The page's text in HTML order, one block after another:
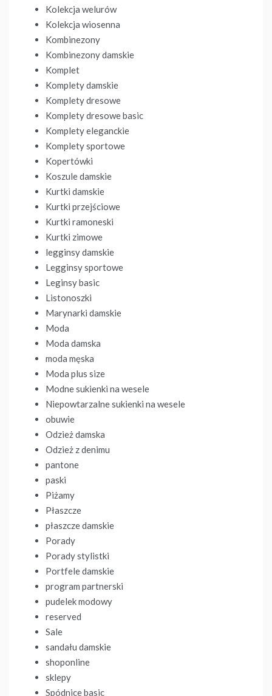
Kolekcja welurów
Kolekcja wiosenna
Kombinezony
Kombinezony damskie
Komplet
Komplety damskie
Komplety dresowe
Komplety dresowe basic
Komplety eleganckie
Komplety sportowe
Kopertówki
Koszule damskie
Kurtki damskie
Kurtki przejściowe
Kurtki ramoneski
Kurtki zimowe
legginsy damskie
Legginsy sportowe
Leginsy basic
Listonoszki
Marynarki damskie
Moda
Moda damska
moda męska
Moda plus size
Modne sukienki na wesele
Niepowtarzalne sukienki na wesele
obuwie
Odzież damska
Odzież z denimu
pantone
paski
Piżamy
Płaszcze
płaszcze damskie
Porady
Porady stylistki
Portfele damskie
program partnerski
pudelek modowy
reserved
Sale
sandału damskie
shoponline
sklepy
Spódnice basic